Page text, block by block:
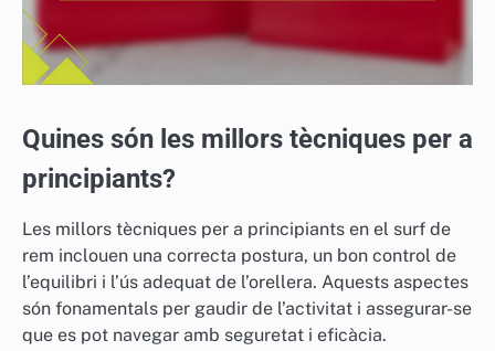
Quines són les millors tècniques per a
principiants?
Les millors tècniques per a principiants en el surf de
rem inclouen una correcta postura, un bon control de
l’equilibri i l’ús adequat de l’orellera. Aquests aspectes
són fonamentals per gaudir de l’activitat i assegurar-se
que es pot navegar amb seguretat i eficàcia.